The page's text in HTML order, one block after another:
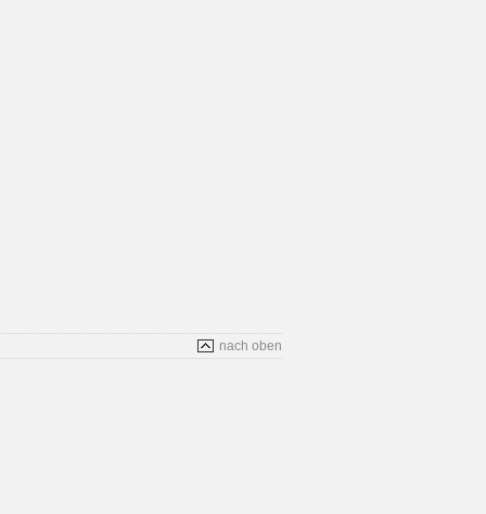
nach oben